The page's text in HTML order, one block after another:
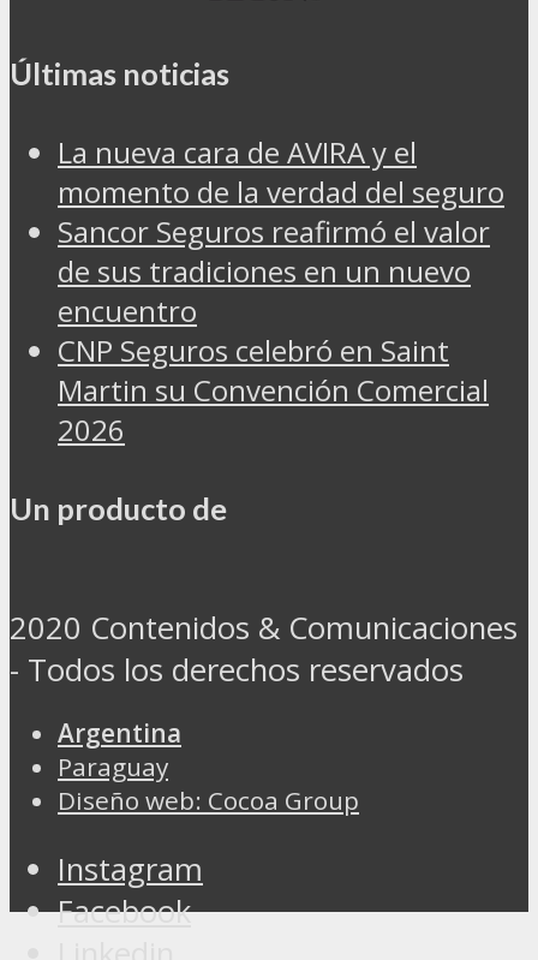
Últimas noticias
La nueva cara de AVIRA y el
momento de la verdad del seguro
Sancor Seguros reafirmó el valor
de sus tradiciones en un nuevo
encuentro
CNP Seguros celebró en Saint
Martin su Convención Comercial
2026
Un producto de
2020 Contenidos & Comunicaciones
- Todos los derechos reservados
Argentina
Paraguay
Diseño web: Cocoa Group
Instagram
Facebook